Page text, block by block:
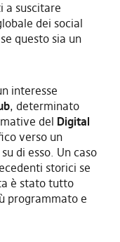
a suscitare
dei social
questo sia un
interesse
, determinato
del Digital
verso un
di esso. Un caso
storici se
è stato tutto
programmato e